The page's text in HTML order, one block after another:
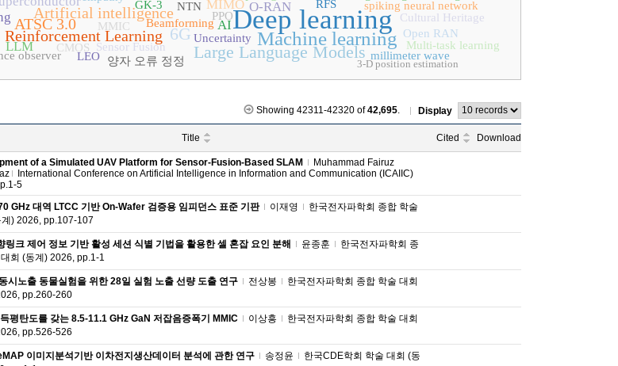
Deep learning
Machine learning
Large Language Models
6G
Reinforcement Learning
ATSC 3.0
Artificial intelligence
MIMO
AI
LLM
O-RAN
Sensor Fusion
양자 오류 정정
observer
MMIC
RFS
Open RAN
Beamforming
spiking neural network
GK-3
Uncertainty
Cultural Heritage
NTN
PPO
CMOS
millimeter wave
Multi-task learning
LEO
3-D position estimation
Showing 42311-42320 of42,695. Display
Title Cited Download
of a Simulated UAV Platform for Sensor-Fusion-Based SLAM
Muhammad Fairuz
International Conference on Artificial Intelligence in Information and Communication (ICAIIC)
5
GHz 대역 LTCC 기반 On-Wafer 검증용 임피던스 표준 기판 이재영
한국전자파학회 종합 학술
) 2026, pp.107-107
링크 제어 정보 기반 활성 세션 식별 기법을 활용한 셀 혼잡 요인 분해 윤종훈
한국전자파학회 종
회 (동계) 2026, pp.1-1
시노출 동물실험을 위한 28일 실험 노출 선량 도출 연구 전상봉
한국전자파학회 종합 학술 대회
pp.260-260
평탄도를 갖는 8.5-11.1 GHz GaN 저잡음증폭기 MMIC 이상흥
한국전자파학회 종합 학술 대회
pp.526-526
이미지분석기반 이차전지생산데이터 분석에 관한 연구 송정윤
한국CDE학회 학술 대회 (동